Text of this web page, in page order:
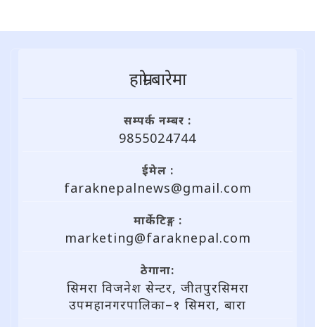
हाम्राे बारेमा
सम्पर्क नम्बर :
9855024744
ईमेल :
faraknepalnews@gmail.com
मार्केटिङ्ग :
marketing@faraknepal.com
ठेगाना:
सिमरा विजनेश सेन्टर, जीतपुरसिमरा
उपमहानगरपालिका–१ सिमरा, बारा